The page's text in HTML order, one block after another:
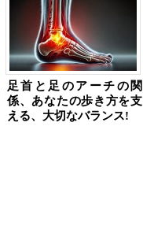
足首と足のアーチの関
係、あなたの歩き方を支
える、大切なバランス!